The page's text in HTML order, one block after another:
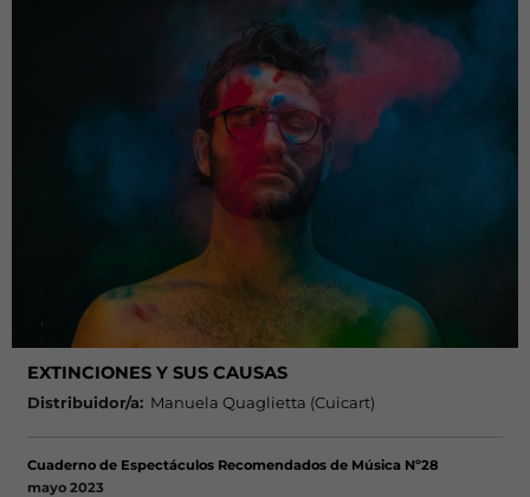
EXTINCIONES Y SUS CAUSAS
Distribuidor/a: Manuela Quaglietta (Cuicart)
Cuaderno de Espectáculos Recomendados de Música Nº28
mayo 2023